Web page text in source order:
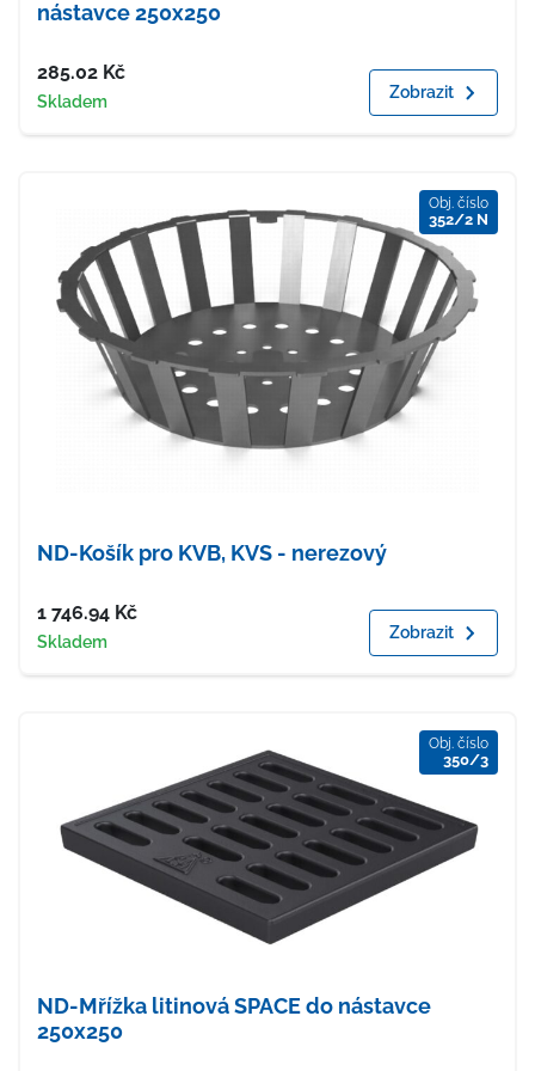
nástavce 250x250
Cena
285.02 Kč
Dostupnost
Skladem Zobrazit
Obj. číslo
352/2 N
ND-Košík pro KVB, KVS - nerezový
Cena
1 746.94 Kč
Dostupnost
Skladem Zobrazit
Obj. číslo
350/3
ND-Mřížka litinová SPACE do nástavce
250x250